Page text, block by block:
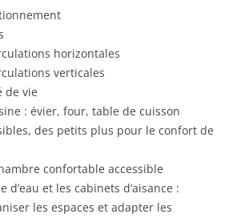
horizontales
verticales
de vie
: évier, four, table de cuisson
des petits plus pour le confort de
confortable accessible
d’eau et les cabinets d’aisance :
les espaces et adapter les